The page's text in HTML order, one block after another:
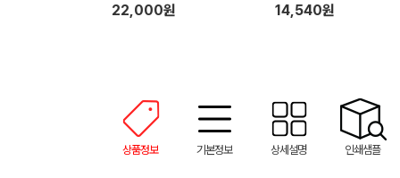
22,000원 14,540원
상품정보 기본정보 상세설명 인쇄샘플